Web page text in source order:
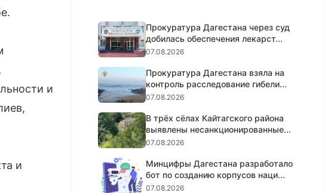
и
и
Прокуратура Дагестана через суд
добилась обеспечения лекарст...
07.08.2026
Прокуратура Дагестана взяла на
контроль расследование гибели...
07.08.2026
В трёх сёлах Кайтагского района
выявлены несанкционированные...
07.08.2026
Минцифры Дагестана разработало
бот по созданию корпусов наци...
07.08.2026